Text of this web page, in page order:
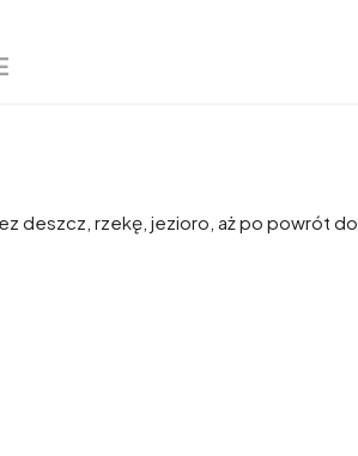
deszcz, rzekę, jezioro, aż po powrót do